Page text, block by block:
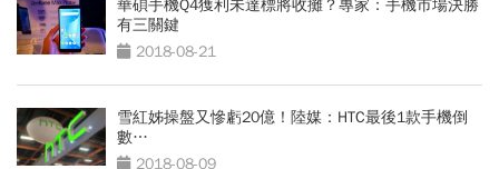
華碩手機Q4獲利未達標將收攤？專家：手機市場決勝
有三關鍵
2018-08-21
雪紅姊操盤又慘虧20億！陸媒：HTC最後1款手機倒
數…
2018-08-09